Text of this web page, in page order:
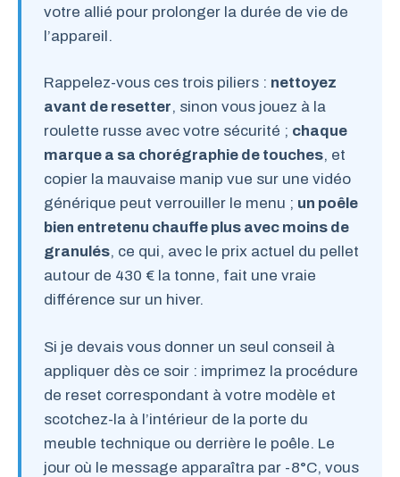
votre allié pour prolonger la durée de vie de
l’appareil.
Rappelez-vous ces trois piliers : nettoyez
avant de resetter, sinon vous jouez à la
roulette russe avec votre sécurité ; chaque
marque a sa chorégraphie de touches, et
copier la mauvaise manip vue sur une vidéo
générique peut verrouiller le menu ; un poêle
bien entretenu chauffe plus avec moins de
granulés, ce qui, avec le prix actuel du pellet
autour de 430 € la tonne, fait une vraie
différence sur un hiver.
Si je devais vous donner un seul conseil à
appliquer dès ce soir : imprimez la procédure
de reset correspondant à votre modèle et
scotchez-la à l’intérieur de la porte du
meuble technique ou derrière le poêle. Le
jour où le message apparaîtra par -8°C, vous